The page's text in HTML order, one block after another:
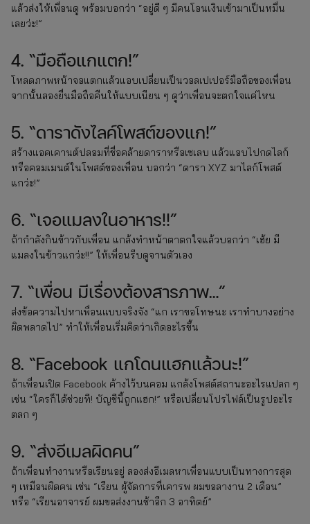
แล้วส่งให้เพื่อนดู พร้อมบอกว่า “อยู่ดี ๆ มีคนโอนเงินเข้ามาเป็นหมื่น
เลยว่ะ!”
4. “มือถือแกแตก!”
โหลดภาพหน้าจอแตกแล้วแอบเปลี่ยนเป็นวอลเปเปอร์มือถือของเพื่อน
จากนั้นลองยื่นมือถือคืนให้แบบเนียน ๆ ดูว่าเพื่อนจะตกใจแค่ไหน
5. “ดาราดังไลค์โพสต์ของแก!”
สร้างแอคเคานต์ปลอมที่ชื่อคล้ายดาราหรือเซเลบ แล้วแอบไปกดไลก์
หรือคอมเมนต์ในโพสต์ของเพื่อน บอกว่า “ดารา XYZ มาไลก์โพสต์
แกว่ะ!”
6. “เจอแมลงในอาหาร!!”
ถ้ากำลังกินข้าวกับเพื่อน แกล้งทำหน้าตาตกใจแล้วบอกว่า “เฮ้ย มี
แมลงในข้าวแกว่ะ!!” ให้เพื่อนรีบดูจานตัวเอง
7. “เพื่อน มีเรื่องต้องสารภาพ…”
ส่งข้อความไปหาเพื่อนแบบจริงจัง “แก เราขอโทษนะ เราทำบางอย่าง
ผิดพลาดไป” ทำให้เพื่อนเริ่มคิดว่าเกิดอะไรขึ้น
8. “Facebook แกโดนแฮกแล้วนะ!”
ถ้าเพื่อนเปิด Facebook ค้างไว้บนคอม แกล้งโพสต์สถานะอะไรแปลก ๆ
เช่น “ใครก็ได้ช่วยที! บัญชีนี้ถูกแฮก!” หรือเปลี่ยนโปรไฟล์เป็นรูปอะไร
ตลก ๆ
9. “ส่งอีเมลผิดคน”
ถ้าเพื่อนทำงานหรือเรียนอยู่ ลองส่งอีเมลหาเพื่อนแบบเป็นทางการสุด
ๆ เหมือนผิดคน เช่น “เรียน ผู้จัดการที่เคารพ ผมขอลางาน 2 เดือน”
หรือ “เรียนอาจารย์ ผมขอส่งงานช้าอีก 3 อาทิตย์”